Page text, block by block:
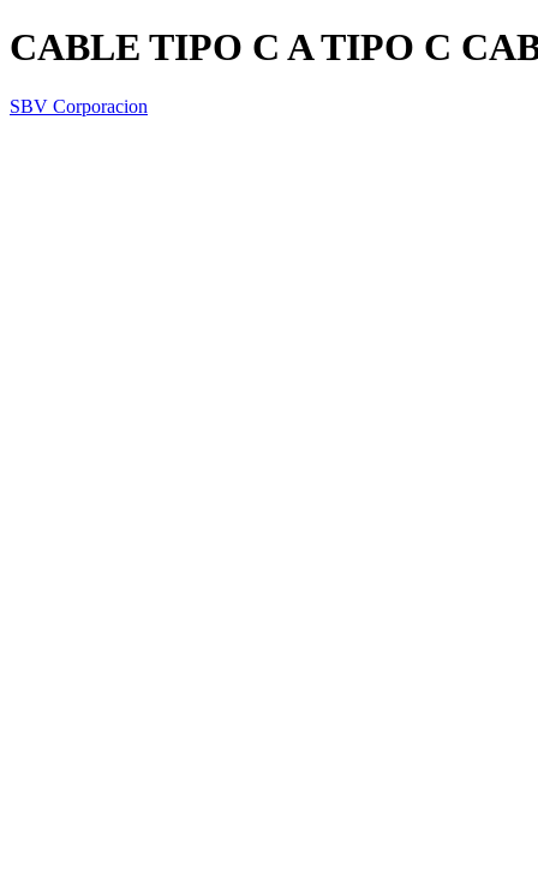
CABLE TIPO C A TIPO C
SBV Corporacion